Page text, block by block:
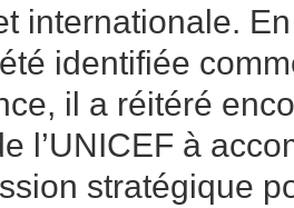
internationale.
identifiée
il a réitéré
l’UNICEF à
stratégique